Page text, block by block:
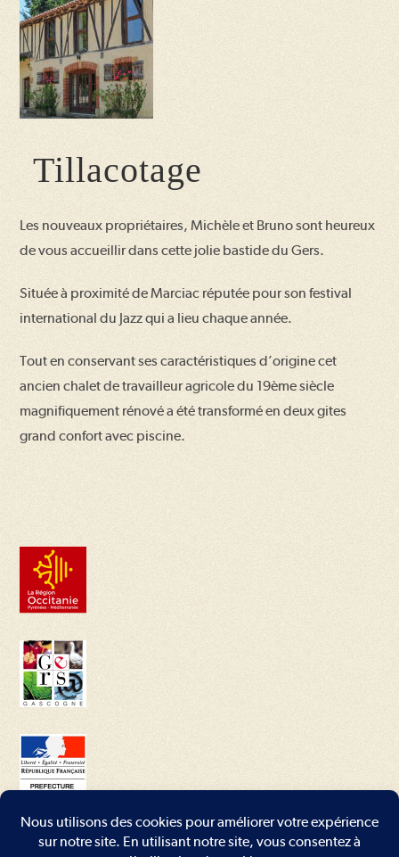
Tillacotage
Les nouveaux propriétaires, Michèle et Bruno sont heureux
de vous accueillir dans cette jolie bastide du Gers.
Située à proximité de Marciac réputée pour son festival
international du Jazz qui a lieu chaque année.
Tout en conservant ses caractéristiques d’origine cet
ancien chalet de travailleur agricole du 19ème siècle
magnifiquement rénové a été transformé en deux gites
grand confort avec piscine.